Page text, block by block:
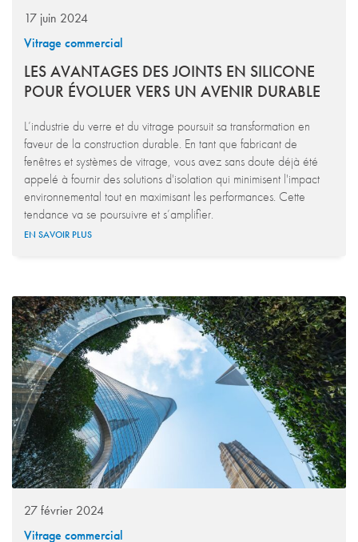
17 juin 2024
Vitrage commercial
LES AVANTAGES DES JOINTS EN SILICONE
POUR ÉVOLUER VERS UN AVENIR DURABLE
L’industrie du verre et du vitrage poursuit sa transformation en
faveur de la construction durable. En tant que fabricant de
fenêtres et systèmes de vitrage, vous avez sans doute déjà été
appelé à fournir des solutions d'isolation qui minimisent l'impact
environnemental tout en maximisant les performances. Cette
tendance va se poursuivre et s’amplifier.
EN SAVOIR PLUS
27 février 2024
Vitrage commercial